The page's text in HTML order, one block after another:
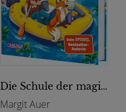
Die Schule der magischen Tiere Neuausgabe 16: Land unter!
Margit Auer